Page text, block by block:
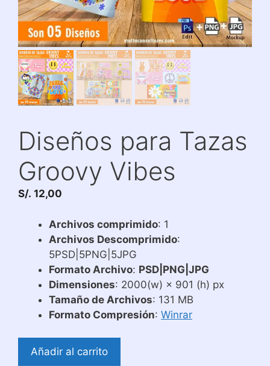
Diseños para Tazas
Groovy Vibes
S/. 12,00
Archivos comprimido: 1
Archivos Descomprimido:
5PSD|5PNG|5JPG
Formato Archivo: PSD|PNG|JPG
Dimensiones: 2000(w) × 901 (h) px
Tamaño de Archivos: 131 MB
Formato Compresión: Winrar
Diseños
Añadir al carrito